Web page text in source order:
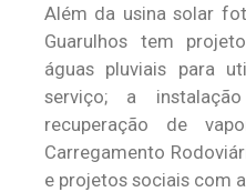
Além da usina solar
Guarulhos tem
águas pluviais para
serviço; a
recuperação de
Carregamento
e projetos sociais com